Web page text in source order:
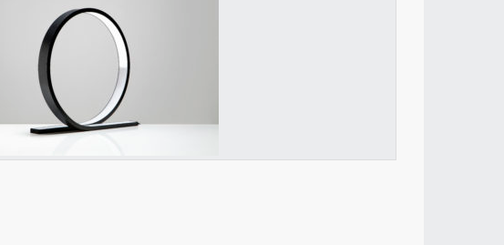
Design District Helsingin jäsenyydestä
Ota yhteyttä